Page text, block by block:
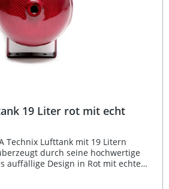
19 Liter rot mit echt
Technix Lufttank mit 19 Litern
durch seine hochwertige
auffällige Design in Rot mit echtem